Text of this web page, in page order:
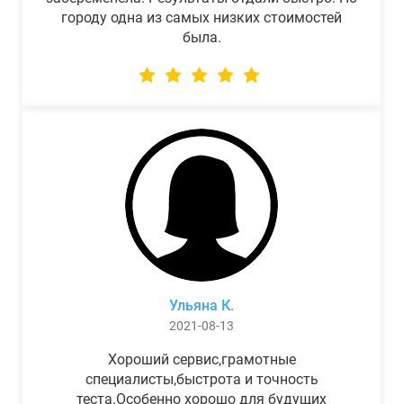
городу одна из самых низких стоимостей
была.
Ульяна К.
2021-08-13
Хороший сервис,грамотные
специалисты,быстрота и точность
теста.Особенно хорошо для будущих